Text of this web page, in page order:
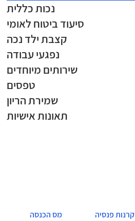
נכות כללית
סיעוד ביטוח לאומי
קצבת ילד נכה
נפגעי עבודה
שירותים מיוחדים
טפסים
שמירת הריון
תאונות אישיות
מס הכנסה קרנות פנסיה